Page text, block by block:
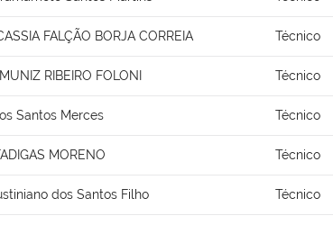
FALÇÃO BORJA CORREIA Técnico
RIBEIRO FOLONI Técnico
Santos Merces Técnico
MORENO Técnico
dos Santos Filho Técnico